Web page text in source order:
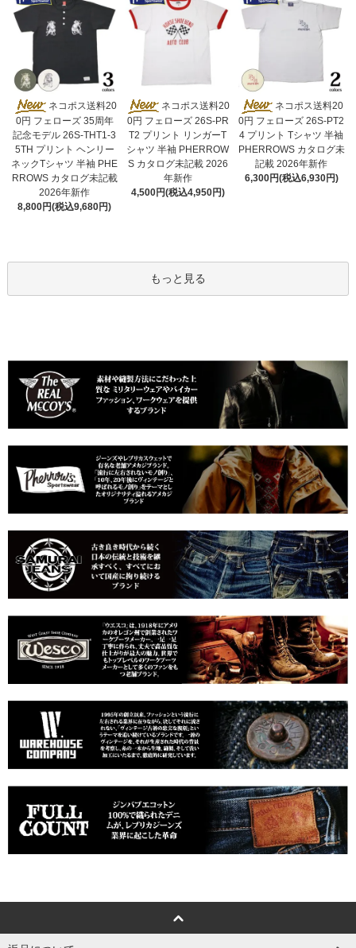
ネコポス送料20
0円 フェローズ 35周年
記念モデル 26S-THT1-3
5TH プリント ヘンリー
ネックTシャツ 半袖 PHE
RROWS カタログ未記載
2026年新作
8,800円(税込9,680円)
ネコポス送料20
0円 フェローズ 26S-PR
T2 プリント リンガーT
シャツ 半袖 PHERROW
S カタログ未記載 2026
年新作
4,500円(税込4,950円)
ネコポス送料20
0円 フェローズ 26S-PT2
4 プリント Tシャツ 半袖
PHERROWS カタログ未
記載 2026年新作
6,300円(税込6,930円)
もっと見る